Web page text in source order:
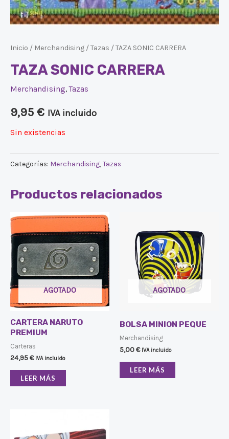
Inicio / Merchandising /Tazas / TAZA SONIC CARRERA
TAZA SONIC CARRERA
Merchandising,Tazas
9,95 € IVA incluido
Sin existencias
Categorías: Merchandising,Tazas
Productos relacionados
AGOTADO
CARTERA NARUTO
PREMIUM
Carteras
24,95€ IVA incluido
LEER MÁS
AGOTADO
BOLSA MINION PEQUE
Merchandising
5,00€ IVA incluido
LEER MÁS